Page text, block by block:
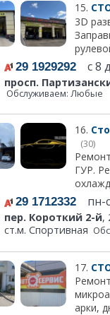
15.
3D
29 1929292 с 8
просп.
Обслуживаем: Любые
16.
(30)
ГУР.
29 1712332 пн-
пер. Короткий 2-й,
ст.м. Спортивная
17.
арки,